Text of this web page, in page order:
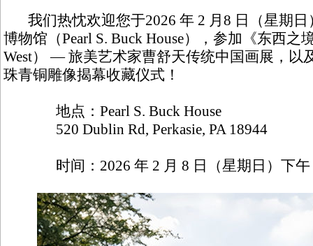
我们热忱欢迎您于2026 年 2 月8 日（星期日
博物馆（Pearl S. Buck House），参加《东西之
West） — 旅美艺术家曹舒天传统中国画展，以
珠青铜雕像揭幕收藏仪式！
地点：Pearl S. Buck House
520 Dublin Rd, Perkasie, PA 18944
时间：2026 年 2 月 8 日（星期日）下午